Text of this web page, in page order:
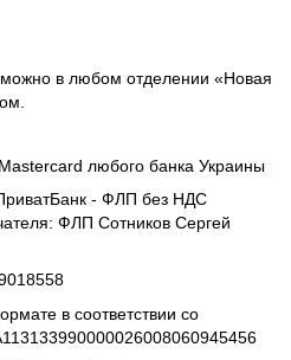
в любом отделении «Новая
любого банка Украины
- ФЛП без НДС
ФЛП Сотников Сергей
в соответствии со